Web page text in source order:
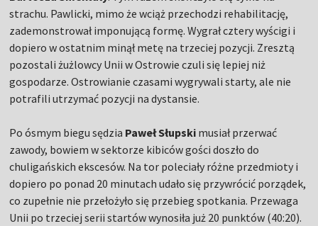
strachu. Pawlicki, mimo że wciąż przechodzi rehabilitację,
zademonstrował imponującą formę. Wygrał cztery wyścigi i
dopiero w ostatnim minął metę na trzeciej pozycji. Zresztą
pozostali żużlowcy Unii w Ostrowie czuli się lepiej niż
gospodarze. Ostrowianie czasami wygrywali starty, ale nie
potrafili utrzymać pozycji na dystansie.
Po ósmym biegu sędzia Paweł Słupski musiał przerwać
zawody, bowiem w sektorze kibiców gości doszło do
chuligańskich ekscesów. Na tor poleciały różne przedmioty i
dopiero po ponad 20 minutach udało się przywrócić porządek,
co zupełnie nie przełożyło się przebieg spotkania. Przewaga
Unii po trzeciej serii startów wynosiła już 20 punktów (40:20).